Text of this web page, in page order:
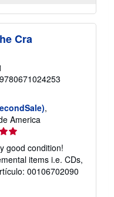
Cra
,
America
good condition!
items i.e. CDs,
00106702090